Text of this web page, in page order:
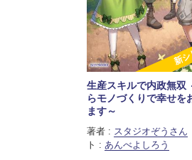
新
生産スキルで内政無双
らモノづくりで幸せを
ます～
著者 : スタジオぞうさん
ト : あんべよしろう